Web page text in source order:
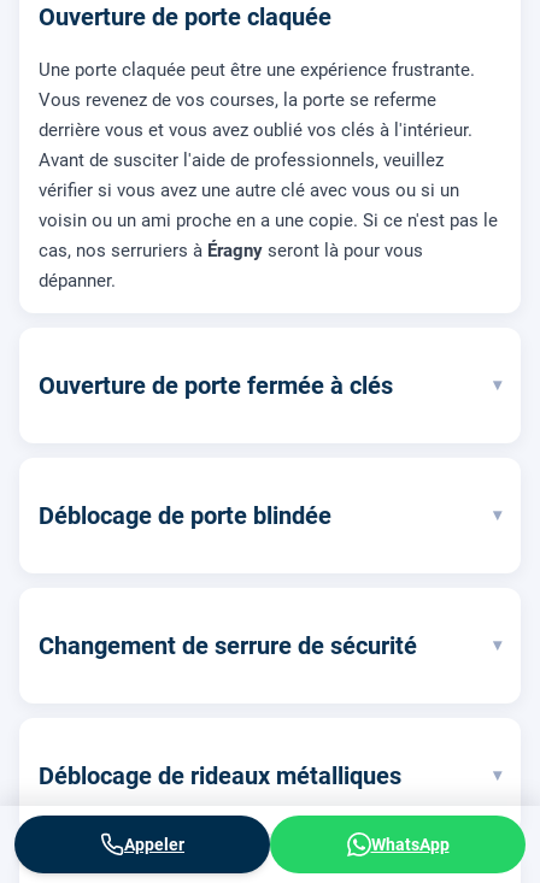
Ouverture de porte claquée
Une porte claquée peut être une expérience frustrante.
Vous revenez de vos courses, la porte se referme
derrière vous et vous avez oublié vos clés à l'intérieur.
Avant de susciter l'aide de professionnels, veuillez
vérifier si vous avez une autre clé avec vous ou si un
voisin ou un ami proche en a une copie. Si ce n'est pas le
cas, nos serruriers à Éragny seront là pour vous
dépanner.
Ouverture de porte fermée à clés ▾
Déblocage de porte blindée ▾
Changement de serrure de sécurité ▾
Déblocage de rideaux métalliques ▾
Appeler WhatsApp